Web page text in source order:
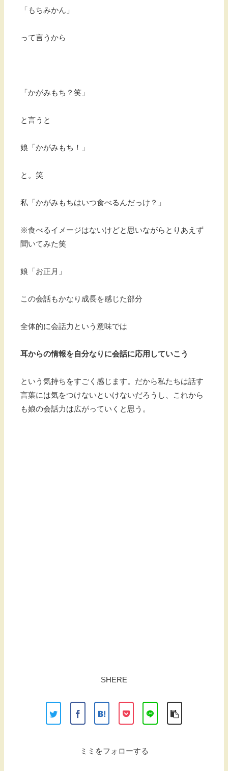
「もちみかん」
って言うから
「かがみもち？笑」
と言うと
娘「かがみもち！」
と。笑
私「かがみもちはいつ食べるんだっけ？」
※食べるイメージはないけどと思いながらとりあえず
聞いてみた笑
娘「お正月」
この会話もかなり成長を感じた部分
全体的に会話力という意味では
耳からの情報を自分なりに会話に応用していこう
という気持ちをすごく感じます。だから私たちは話す
言葉には気をつけないといけないだろうし、これから
も娘の会話力は広がっていくと思う。
SHERE
ミミをフォローする